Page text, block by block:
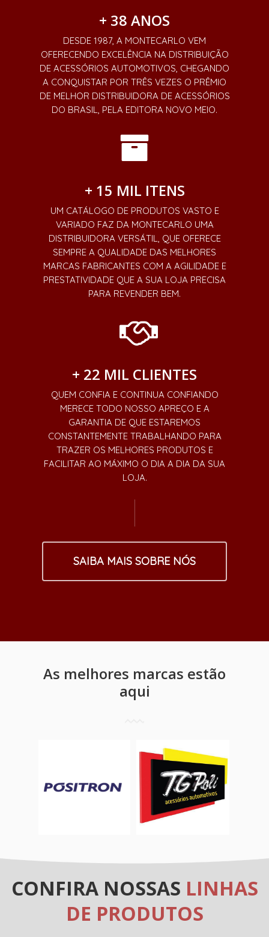
+ 38 ANOS
DESDE 1987, A MONTECARLO VEM
OFERECENDO EXCELÊNCIA NA DISTRIBUIÇÃO
DE ACESSÓRIOS AUTOMOTIVOS, CHEGANDO
A CONQUISTAR POR TRÊS VEZES O PRÊMIO
DE MELHOR DISTRIBUIDORA DE ACESSÓRIOS
DO BRASIL, PELA EDITORA NOVO MEIO.
+ 15 MIL ITENS
UM CATÁLOGO DE PRODUTOS VASTO E
VARIADO FAZ DA MONTECARLO UMA
DISTRIBUIDORA VERSÁTIL, QUE OFERECE
SEMPRE A QUALIDADE DAS MELHORES
MARCAS FABRICANTES COM A AGILIDADE E
PRESTATIVIDADE QUE A SUA LOJA PRECISA
PARA REVENDER BEM.
+ 22 MIL CLIENTES
QUEM CONFIA E CONTINUA CONFIANDO
MERECE TODO NOSSO APREÇO E A
GARANTIA DE QUE ESTAREMOS
CONSTANTEMENTE TRABALHANDO PARA
TRAZER OS MELHORES PRODUTOS E
FACILITAR AO MÁXIMO O DIA A DIA DA SUA
LOJA.
SAIBA MAIS SOBRE NÓS
As melhores marcas estão
aqui
CONFIRA NOSSAS LINHAS
DE PRODUTOS